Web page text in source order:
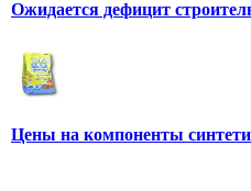
Ожидается дефицит
Цены на компоненты